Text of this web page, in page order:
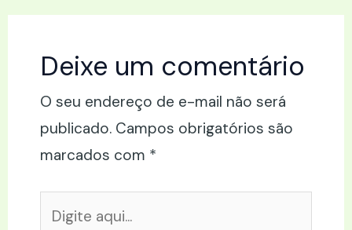
Deixe um comentário
O seu endereço de e-mail não será
publicado. Campos obrigatórios são
marcados com *